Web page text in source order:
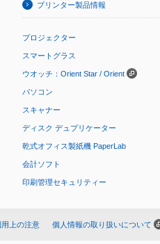
プリンター製品情報
プロジェクター
スマートグラス
ウオッチ：Orient Star / Orient
パソコン
スキャナー
ディスク デュプリケーター
乾式オフィス製紙機 PaperLab
会計ソフト
印刷管理セキュリティー
用上の注意 個人情報の取り扱いについて